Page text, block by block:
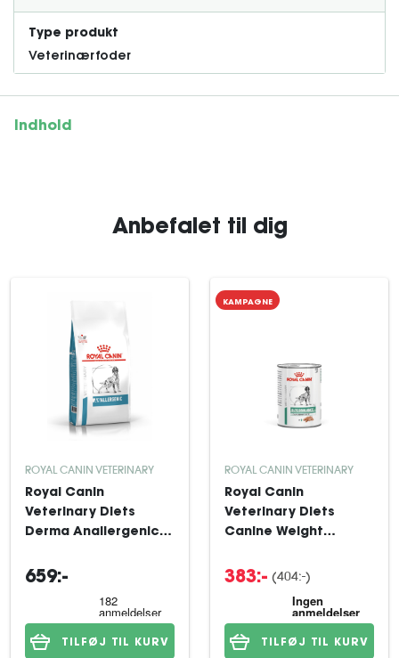
Type produkt
Veterinærfoder
Indhold
Anbefalet til dig
ROYAL CANIN VETERINARY
Royal Canin
Veterinary Diets
Derma Anallergenic
659:-
TILFØJ TIL KURV
KAMPAGNE
ROYAL CANIN VETERINARY
Royal Canin
Veterinary Diets
Canine Weight
Glycobalance
383:- (404:-)
TILFØJ TIL KURV